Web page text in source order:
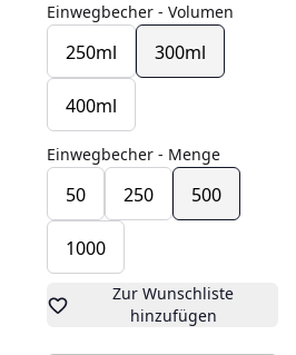
Einwegbecher - Volumen
250ml 300ml
400ml
Einwegbecher - Menge
50 250 500
1000
Zur Wunschliste
hinzufügen